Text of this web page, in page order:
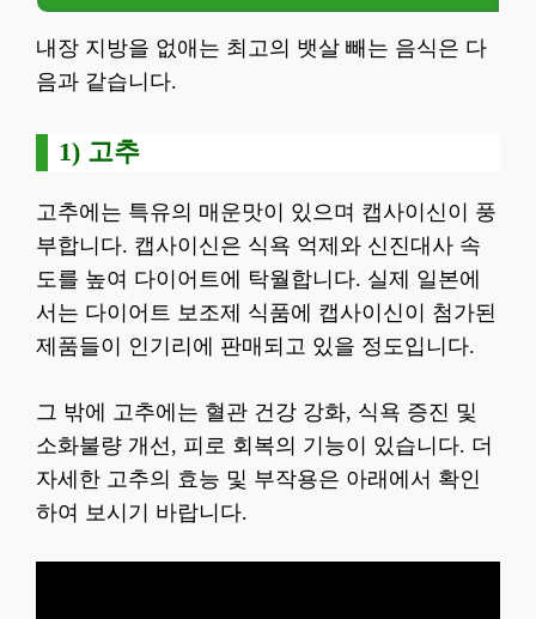
내장 지방을 없애는 최고의 뱃살 빼는 음식은 다
음과 같습니다.
1) 고추
고추에는 특유의 매운맛이 있으며 캡사이신이 풍
부합니다. 캡사이신은 식욕 억제와 신진대사 속
도를 높여 다이어트에 탁월합니다. 실제 일본에
서는 다이어트 보조제 식품에 캡사이신이 첨가된
제품들이 인기리에 판매되고 있을 정도입니다.
그 밖에 고추에는 혈관 건강 강화, 식욕 증진 및
소화불량 개선, 피로 회복의 기능이 있습니다. 더
자세한 고추의 효능 및 부작용은 아래에서 확인
하여 보시기 바랍니다.